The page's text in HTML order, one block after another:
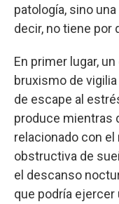
patología, sino
decir, no tiene por
En primer lugar,
bruxismo de
de escape al
produce mientras
relacionado con
obstructiva de
el descanso
que podría